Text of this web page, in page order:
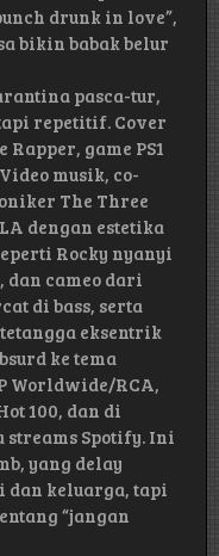
drunk in love”,
bikin babak belur
pasca-tur,
repetitif. Cover
game PS1
musik, co-
The Three
dengan estetika
Rocky nyanyi
dan cameo dari
di bass, serta
eksentrik
ke tema
Worldwide/RCA,
100, dan di
streams Spotify. Ini
yang delay
dan keluarga, tapi
“jangan